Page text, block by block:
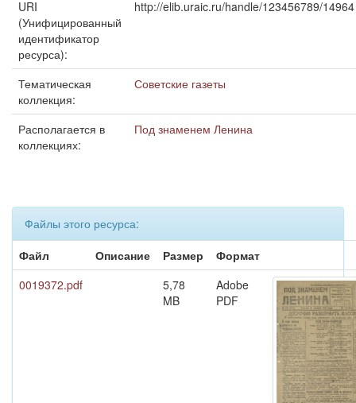
URI
(Унифицированный
идентификатор
ресурса):
http://elib.uraic.ru/handle/123456789/14964
Тематическая
коллекция:
Советские газеты
Располагается в
коллекциях:
Под знаменем Ленина
Файлы этого ресурса:
Файл
Описание Размер
Формат
0019372.pdf
5,78
MB
Adobe
PDF